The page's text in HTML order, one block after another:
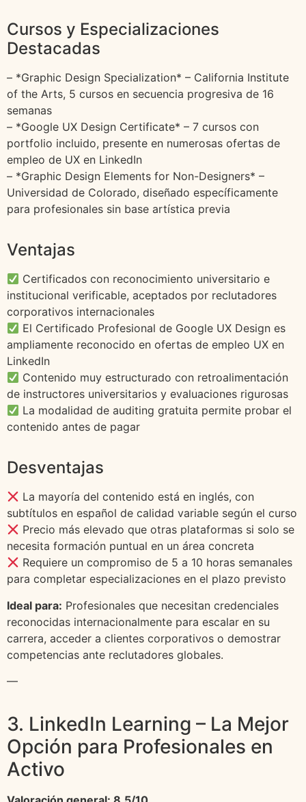
Cursos y Especializaciones
Destacadas
– *Graphic Design Specialization* – California Institute
of the Arts, 5 cursos en secuencia progresiva de 16
semanas
– *Google UX Design Certificate* – 7 cursos con
portfolio incluido, presente en numerosas ofertas de
empleo de UX en LinkedIn
– *Graphic Design Elements for Non-Designers* –
Universidad de Colorado, diseñado específicamente
para profesionales sin base artística previa
Ventajas
Certificados con reconocimiento universitario e
institucional verificable, aceptados por reclutadores
corporativos internacionales
El Certificado Profesional de Google UX Design es
ampliamente reconocido en ofertas de empleo UX en
LinkedIn
Contenido muy estructurado con retroalimentación
de instructores universitarios y evaluaciones rigurosas
La modalidad de auditing gratuita permite probar el
contenido antes de pagar
Desventajas
La mayoría del contenido está en inglés, con
subtítulos en español de calidad variable según el curso
Precio más elevado que otras plataformas si solo se
necesita formación puntual en un área concreta
Requiere un compromiso de 5 a 10 horas semanales
para completar especializaciones en el plazo previsto
Ideal para: Profesionales que necesitan credenciales
reconocidas internacionalmente para escalar en su
carrera, acceder a clientes corporativos o demostrar
competencias ante reclutadores globales.
—
3. LinkedIn Learning – La Mejor
Opción para Profesionales en
Activo